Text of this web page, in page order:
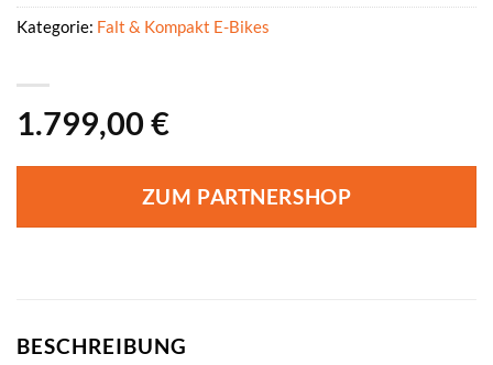
1.799,00 €
ZUM PARTNERSHOP
Kategorie: Falt & Kompakt E-Bikes
BESCHREIBUNG